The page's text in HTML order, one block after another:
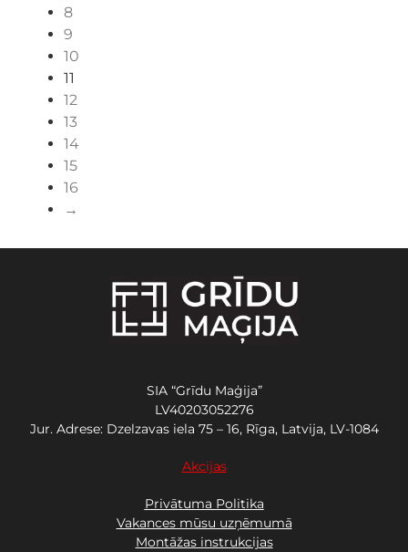
8
9
10
11
12
13
14
15
16
→
SIA “Grīdu Maģija”
LV40203052276
Jur. Adrese: Dzelzavas iela 75 – 16, Rīga, Latvija, LV-1084
Akcijas
Privātuma Politika
Vakances mūsu uzņēmumā
Montāžas instrukcijas